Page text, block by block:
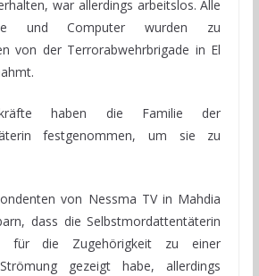
war allerdings arbeitslos. Alle
und Computer wurden zu
von der Terrorabwehrbrigade in El
haben die Familie der
festgenommen, um sie zu
von Nessma TV in Mahdia
dass die Selbstmordattentäterin
für die Zugehörigkeit zu einer
gezeigt habe, allerdings